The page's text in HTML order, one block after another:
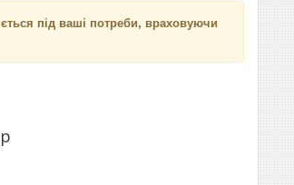
під ваші потреби, враховуючи